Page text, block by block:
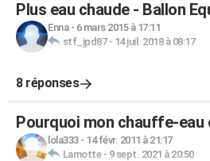
Plus eau chaude - Ballon
Enna- 6 mars 2015 à 17:11
stf_jpd87- 14 juil. 2018 à 08:17
8 réponses
Pourquoi mon chauffe-eau
lola333- 14 févr. 2011 à 21:17
Lamotte- 9 sept. 2021 à 20:50